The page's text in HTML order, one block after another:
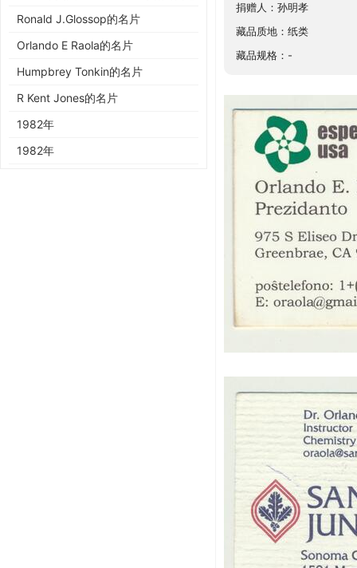
信的信封
Ronald J.Glossop的名片
Orlando E Raola的名片
Humpbrey Tonkin的名片
R Kent Jones的名片
1982年
《Ekonomia Bulteno pri Usono》第
1982年
捐赠人：孙明孝
藏品质地：纸类
藏品规格：-